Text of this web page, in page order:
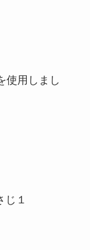
使用しまし
１